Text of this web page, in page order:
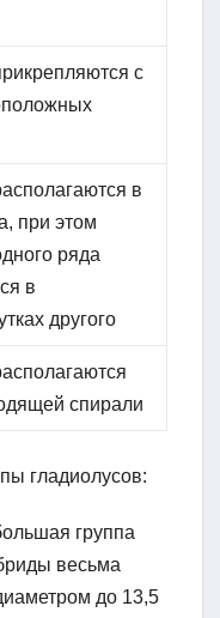
с
в
при этом
ряда
в
другого
спирали
гладиолусов:
группа
весьма
до 13,5